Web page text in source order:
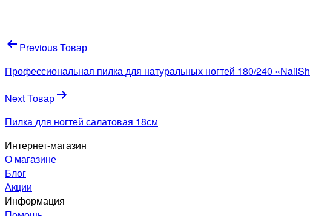
Навигация
по
записям
Previous Товар
Профессиональная пилка для натуральных ногтей 180/240
Next Товар
Пилка для ногтей салатовая 18см
Интернет-магазин
О магазине
Блог
Акции
Информация